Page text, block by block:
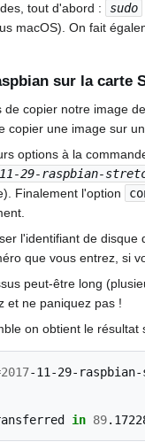
tout d'abord : sudo
macOS). On fait
sur la carte
copier notre image
copier une image sur
options à la
11-29-raspbian-
Finalement l'option
l'identifiant de
que vous entrez, si
peut-être long
et ne paniquez pas !
on obtient le résultat
2017-11-29-
in 89